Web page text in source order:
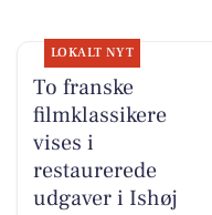
LOKALT NYT
To franske
filmklassikere
vises i
restaurerede
udgaver i Ishøj